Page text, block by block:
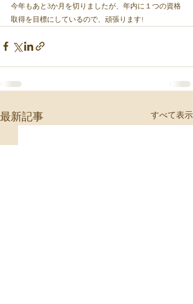
今年もあと3か月を切りましたが、年内に１つの資格
取得を目標にしているので、頑張ります!
最新記事 すべて表示